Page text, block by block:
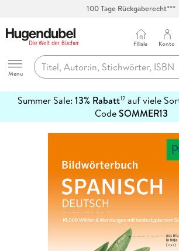
100 Tage Rückgaberecht***
Hugendubel
Menu
Filiale Konto
Summer Sale: 13% Rabatt12auf viele
CodeSOMMER13
erfahren